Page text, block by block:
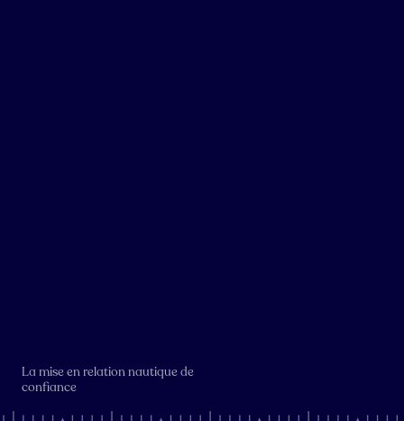
La mise en relation nautique de
confiance